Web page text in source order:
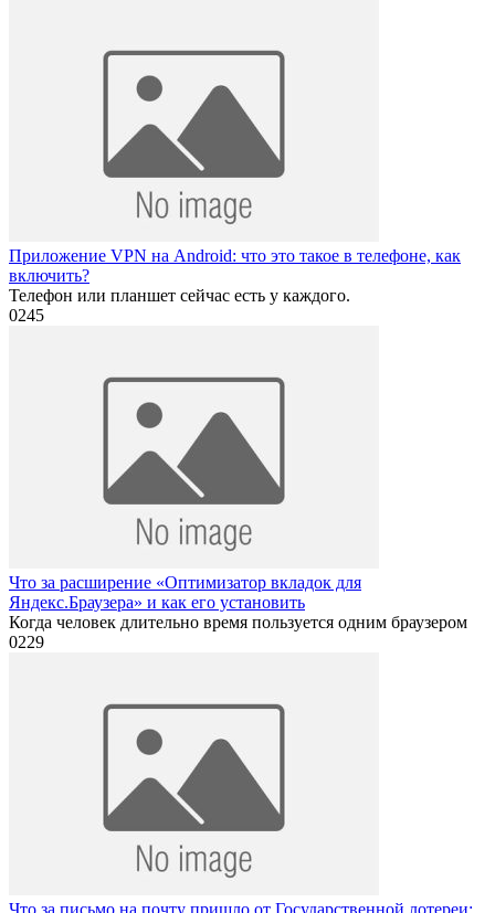
Приложение VPN на Android: что это такое в телефоне, как
включить?
Телефон или планшет сейчас есть у каждого.
0245
Что за расширение «Оптимизатор вкладок для
Яндекс.Браузера» и как его установить
Когда человек длительно время пользуется одним браузером
0229